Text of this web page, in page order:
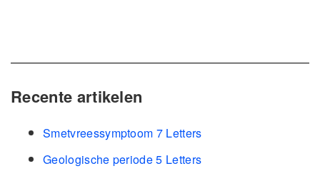
Recente artikelen
Smetvreessymptoom 7 Letters
Geologische periode 5 Letters